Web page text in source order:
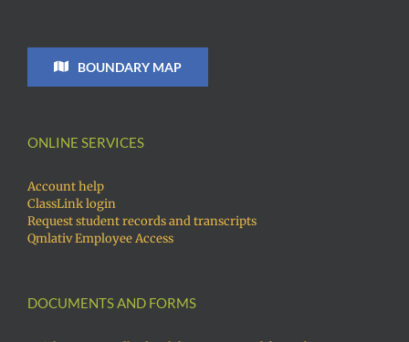
BOUNDARY MAP
ONLINE SERVICES
Account help
ClassLink login
Request student records and transcripts
Qmlativ Employee Access
DOCUMENTS AND FORMS